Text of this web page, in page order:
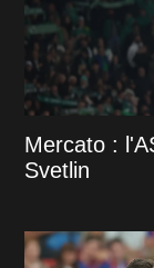
Mercato :
Svetlin